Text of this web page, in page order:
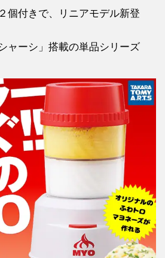
個付きで、リニアモデル新登
ャーシ」搭載の単品シリーズ